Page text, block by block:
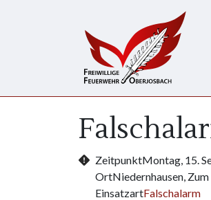
ZeitpunktMontag, 15.
OrtNiedernhausen,
EinsatzartFalschalarm